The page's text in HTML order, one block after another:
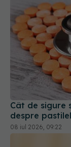
Cât de sigure
despre
08 iul 2026, 09:22